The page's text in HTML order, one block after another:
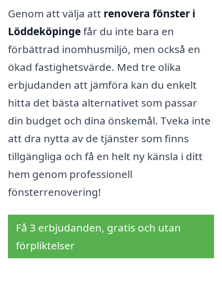
Genom att välja att renovera fönster i
Löddeköpingefår du inte bara en
förbättrad inomhusmiljö, men också en
ökad fastighetsvärde. Med tre olika
erbjudanden att jämföra kan du enkelt
hitta det bästa alternativet som passar
din budget och dina önskemål. Tveka inte
att dra nytta av de tjänster som finns
tillgängliga och få en helt ny känsla i ditt
hem genom professionell
fönsterrenovering!
Få 3 erbjudanden, gratis och utan
förpliktelser